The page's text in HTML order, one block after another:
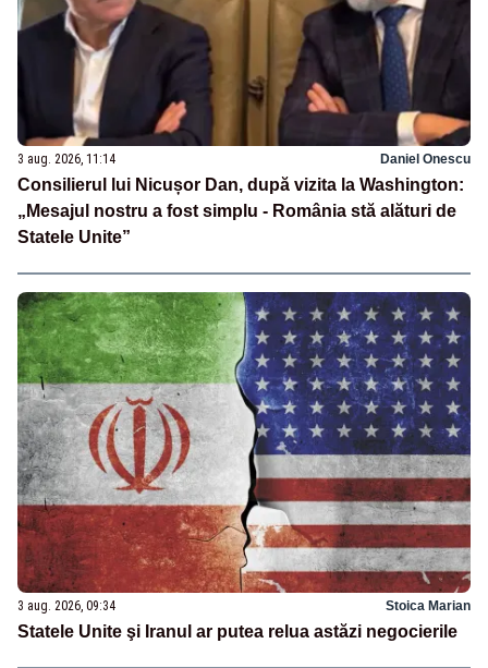
3 aug. 2026, 11:14 Daniel Onescu
Consilierul lui Nicușor Dan, după vizita la Washington:
„Mesajul nostru a fost simplu - România stă alături de
Statele Unite”
3 aug. 2026, 09:34 Stoica Marian
Statele Unite şi Iranul ar putea relua astăzi negocierile